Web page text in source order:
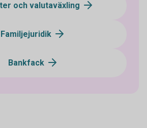
och valutaväxling
Familjejuridik
Bankfack